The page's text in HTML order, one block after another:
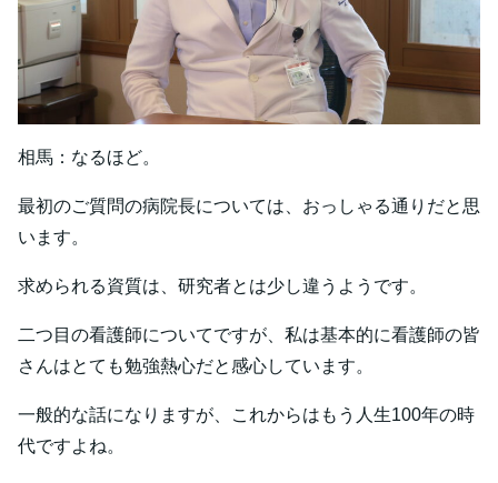
相馬：なるほど。
最初のご質問の病院長については、おっしゃる通りだと思
います。
求められる資質は、研究者とは少し違うようです。
二つ目の看護師についてですが、私は基本的に看護師の皆
さんはとても勉強熱心だと感心しています。
一般的な話になりますが、これからはもう人生100年の時
代ですよね。